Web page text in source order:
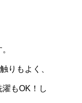
りもよく、
もOK！し